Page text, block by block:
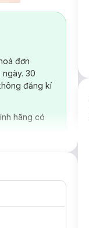
đơn
30
đăng kí
hãng có